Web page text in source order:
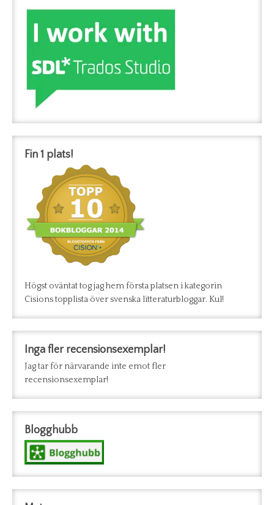
Fin 1 plats!
Högst oväntat tog jag hem första platsen i kategorin
Cisions topplista över svenska litteraturbloggar. Kul!
Inga fler recensionsexemplar!
Jag tar för närvarande inte emot fler
recensionsexemplar!
Blogghubb